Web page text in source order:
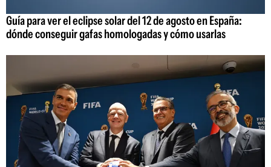
Guía para ver el eclipse solar del 12 de agosto en España:
dónde conseguir gafas homologadas y cómo usarlas